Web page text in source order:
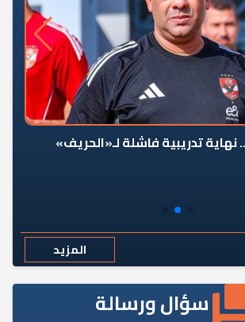
نهاية تدريبية فاشلة لـ«الحريف»
المزيد
سؤال ورسالة